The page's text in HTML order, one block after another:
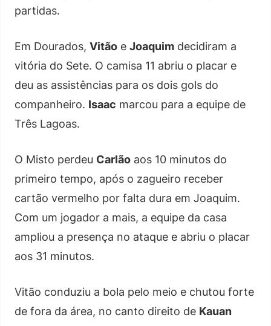
partidas.
Em Dourados, Vitão e Joaquim decidiram a
vitória do Sete. O camisa 11 abriu o placar e
deu as assistências para os dois gols do
companheiro. Isaac marcou para a equipe de
Três Lagoas.
O Misto perdeu Carlão aos 10 minutos do
primeiro tempo, após o zagueiro receber
cartão vermelho por falta dura em Joaquim.
Com um jogador a mais, a equipe da casa
ampliou a presença no ataque e abriu o placar
aos 31 minutos.
Vitão conduziu a bola pelo meio e chutou forte
de fora da área, no canto direito de Kauan